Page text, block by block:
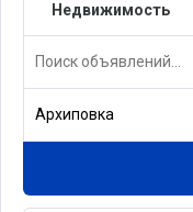
Недвижимость
Архиповка